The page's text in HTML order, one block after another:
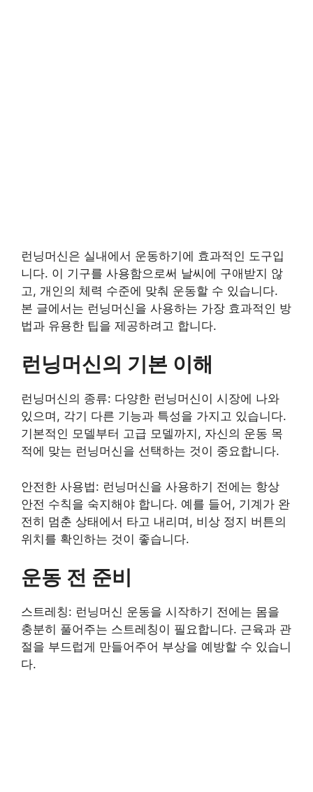
런닝머신은 실내에서 운동하기에 효과적인 도구입
니다. 이 기구를 사용함으로써 날씨에 구애받지 않
고, 개인의 체력 수준에 맞춰 운동할 수 있습니다.
본 글에서는 런닝머신을 사용하는 가장 효과적인 방
법과 유용한 팁을 제공하려고 합니다.
런닝머신의 기본 이해
런닝머신의 종류: 다양한 런닝머신이 시장에 나와
있으며, 각기 다른 기능과 특성을 가지고 있습니다.
기본적인 모델부터 고급 모델까지, 자신의 운동 목
적에 맞는 런닝머신을 선택하는 것이 중요합니다.
안전한 사용법: 런닝머신을 사용하기 전에는 항상
안전 수칙을 숙지해야 합니다. 예를 들어, 기계가 완
전히 멈춘 상태에서 타고 내리며, 비상 정지 버튼의
위치를 확인하는 것이 좋습니다.
운동 전 준비
스트레칭: 런닝머신 운동을 시작하기 전에는 몸을
충분히 풀어주는 스트레칭이 필요합니다. 근육과 관
절을 부드럽게 만들어주어 부상을 예방할 수 있습니
다.